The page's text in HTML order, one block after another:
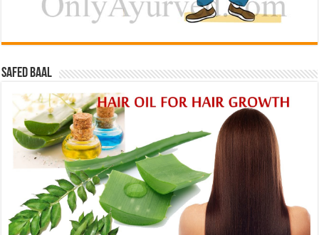
Safed baal